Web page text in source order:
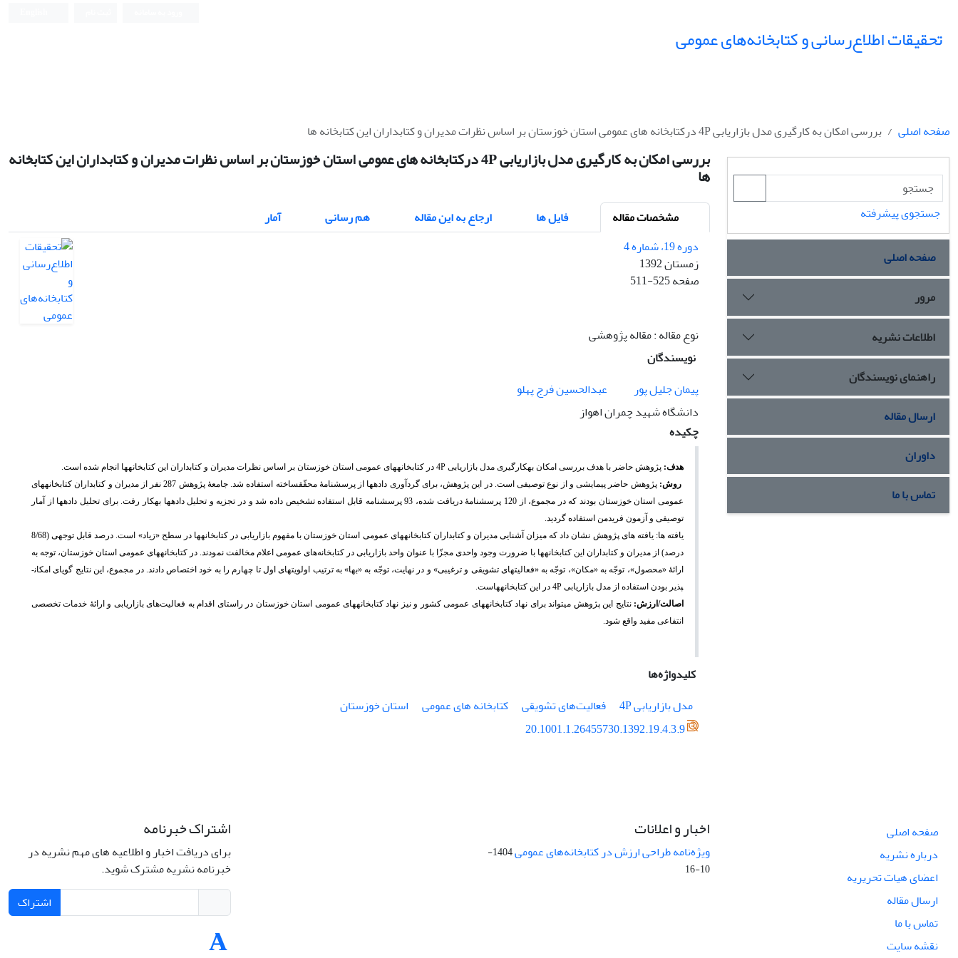
تحقیقات اطلاع‌رسانی و کتابخانه‌های عمومی
صفحه اصلی بررسی امکان به کارگیری مدل بازاریابی 4P درکتابخانه های عمومی استان خوزستان بر اساس نظرات مدیران و کتابداران این کتابخانه ها
بررسی امکان به کارگیری مدل بازاریابی 4P درکتابخانه های عمومی استان خوزستان بر اساس نظرات مدیران و کتابداران این کتابخانه
ها
مشخصات مقاله فایل ها ارجاع به این مقاله هم رسانی
آمار
دوره 19، شماره 4
زمستان 1392
صفحه511-525
نوع مقاله : مقاله پژوهشی
نویسندگان
پیمان جلیل پور
عبدالحسین فرج پهلو
دانشگاه شهید چمران اهواز
چکیده
هدف: پژوهش حاضر با هدف بررسی امکان به­کارگیری مدل بازاریابی 4P در کتابخانه­های عمومی استان خوزستان بر اساس نظرات مدیران و کتابداران این کتابخانه­ها انجام شده است.
روش:
پژوهش حاضر پیمایشی و از نوع توصیفی است. در این پژوهش، برای گردآوری داده­ها از پرسشنامۀ محقّق­ساخته استفاده شد. جامعۀ پژوهش 287 نفر از مدیران و کتابداران کتابخانه­های
عمومی استان خوزستان بودند که در مجموع، از 120 پرسشنامۀ دریافت شده، 93 پرسشنامه قابل استفاده تشخیص داده شد و در تجزیه و تحلیل داده­ها به­کار رفت. برای تحلیل داده­ها از آمار
توصیفی و آزمون فریدمن استفاده گردید.
یافته­ ها:
یافته ­های پژوهش نشان داد که میزان آشنایی مدیران و کتابداران کتابخانه­های عمومی استان خوزستان با مفهوم بازاریابی در کتابخانه­ها در سطح «زیاد» است. درصد قابل توجهی (8/68
درصد) از مدیران و کتابداران این کتابخانه­ها با ضرورت وجود واحدی مجزّا با عنوان واحد بازاریابی در کتابخانههای عمومی اعلام مخالفت نمودند. در کتابخانه­های عمومی استان خوزستان، توجه به
ارائۀ «محصول»، توجّه به «مکان»، توجّه به «فعالیت­های تشویقی و ترغیبی» و در نهایت، توجّه به «بها» به ترتیب اولویت­های اول تا چهارم را به خود اختصاص دادند. در مجموع، این نتایج گویای امکان­
پذیر بودن استفاده از مدل بازاریابی 4P در این کتابخانه­هاست.
اصالت/ارزش:نتایج این پژوهش می­تواند برای نهاد کتابخانه­های عمومی کشور و نیز نهاد کتابخانه­های عمومی استان خوزستان در راستای اقدام به فعالیتهای بازاریابی و ارائۀ خدمات تخصصی
انتفاعی مفید واقع شود.
کلیدواژه‌ها
مدل بازاریابی 4P
فعالیت‌های تشویقی کتابخانه های عمومی
استان خوزستان
20.1001.1.26455730.1392.19.4.3.9
جستجوی پیشرفته
صفحه اصلی
مرور
اطلاعات نشریه
راهنمای نویسندگان
ارسال مقاله
داوران
تماس با ما
صفحه اصلی
درباره نشریه
اعضای هیات تحریریه
ارسال مقاله
تماس با ما
نقشه سایت
اخبار و اعلانات
ویژه‌نامه طراحی ارزش در کتابخانه‌های عمومی
1404-
10-16
اشتراک خبرنامه
برای دریافت اخبار و اطلاعیه های مهم نشریه در
خبرنامه نشریه مشترک شوید.
اشتراک